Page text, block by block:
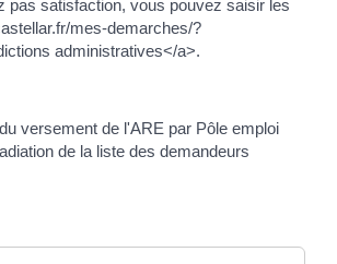
pas satisfaction, vous pouvez saisir les
mes-demarches/?
administratives</a>.
versement de l'ARE par Pôle emploi
de la liste des demandeurs